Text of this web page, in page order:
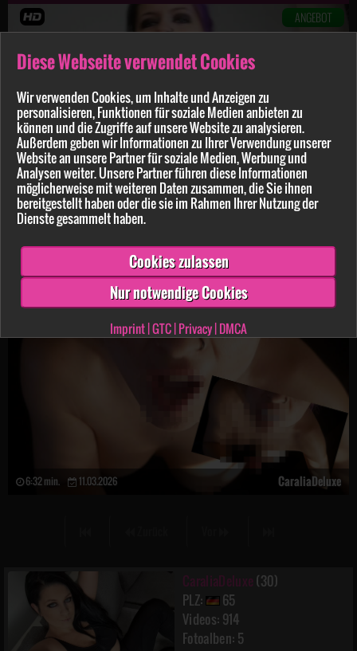
Diese Webseite verwendet Cookies
Wir verwenden Cookies, um Inhalte und Anzeigen zu
personalisieren, Funktionen für soziale Medien anbieten zu
können und die Zugriffe auf unsere Website zu analysieren.
Außerdem geben wir Informationen zu Ihrer Verwendung unserer
Website an unsere Partner für soziale Medien, Werbung und
Analysen weiter. Unsere Partner führen diese Informationen
möglicherweise mit weiteren Daten zusammen, die Sie ihnen
bereitgestellt haben oder die sie im Rahmen Ihrer Nutzung der
Dienste gesammelt haben.
Cookies zulassen
Nur notwendige Cookies
Imprint|GTC|Privacy|DMCA
ANGEBOT
7:55 min. 15.03.2026
S********y s*****t und Ich schlucke!
ANGEBOT
6:32 min. 11.03.2026 CaraliaDeluxe
CaraliaDeluxe (30)
PLZ:
65
Videos: 914
Fotoalben: 5